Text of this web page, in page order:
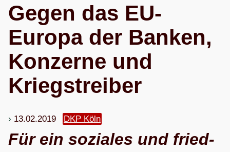
Gegen das EU-
Europa der Ban­ken,
Kon­zerne und
Kriegstreiber
13.02.2019 DKP Köln
Für ein sozia­les und fried­